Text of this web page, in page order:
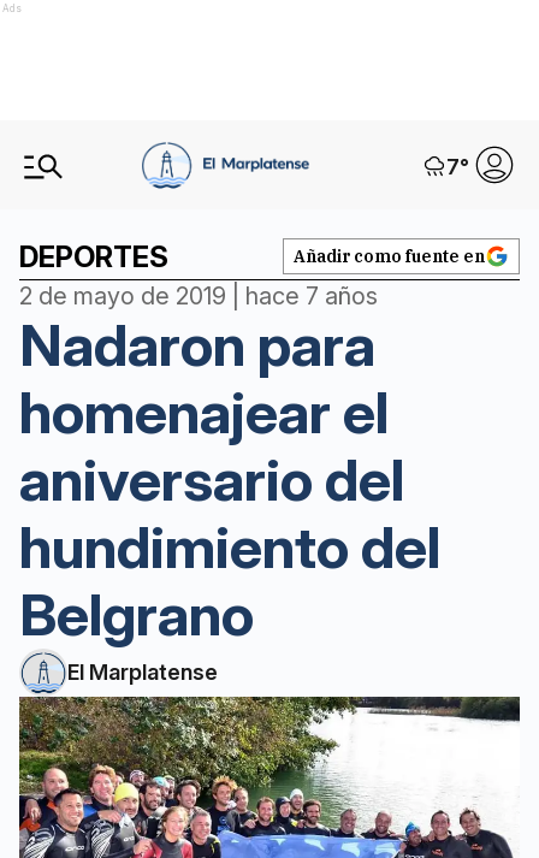
Ads
7°
DEPORTES Añadir como fuente en
2 de mayo de 2019 | hace 7 años
Nadaron para
homenajear el
aniversario del
hundimiento del
Belgrano
El Marplatense